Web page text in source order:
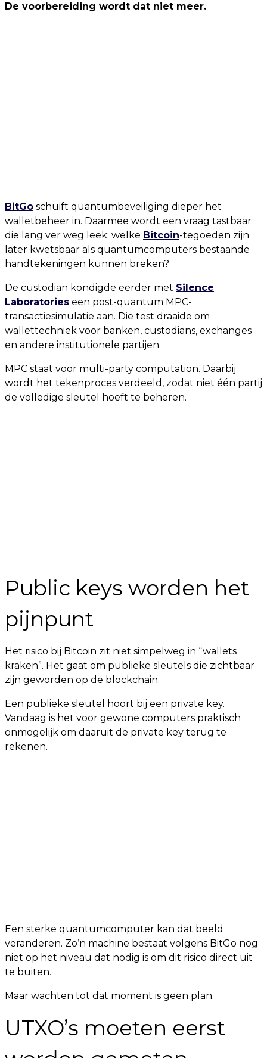
De voorbereiding wordt dat niet meer.
BitGo schuift quantumbeveiliging dieper het
walletbeheer in. Daarmee wordt een vraag tastbaar
die lang ver weg leek: welke Bitcoin-tegoeden zijn
later kwetsbaar als quantumcomputers bestaande
handtekeningen kunnen breken?
De custodian kondigde eerder met Silence
Laboratories een post-quantum MPC-
transactiesimulatie aan. Die test draaide om
wallettechniek voor banken, custodians, exchanges
en andere institutionele partijen.
MPC staat voor multi-party computation. Daarbij
wordt het tekenproces verdeeld, zodat niet één partij
de volledige sleutel hoeft te beheren.
Public keys worden het
pijnpunt
Het risico bij Bitcoin zit niet simpelweg in “wallets
kraken”. Het gaat om publieke sleutels die zichtbaar
zijn geworden op de blockchain.
Een publieke sleutel hoort bij een private key.
Vandaag is het voor gewone computers praktisch
onmogelijk om daaruit de private key terug te
rekenen.
Een sterke quantumcomputer kan dat beeld
veranderen. Zo’n machine bestaat volgens BitGo nog
niet op het niveau dat nodig is om dit risico direct uit
te buiten.
Maar wachten tot dat moment is geen plan.
UTXO’s moeten eerst